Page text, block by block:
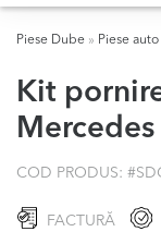
Piese Dube » Piese
Kit
COD PRODUS: #
FACTURĂ